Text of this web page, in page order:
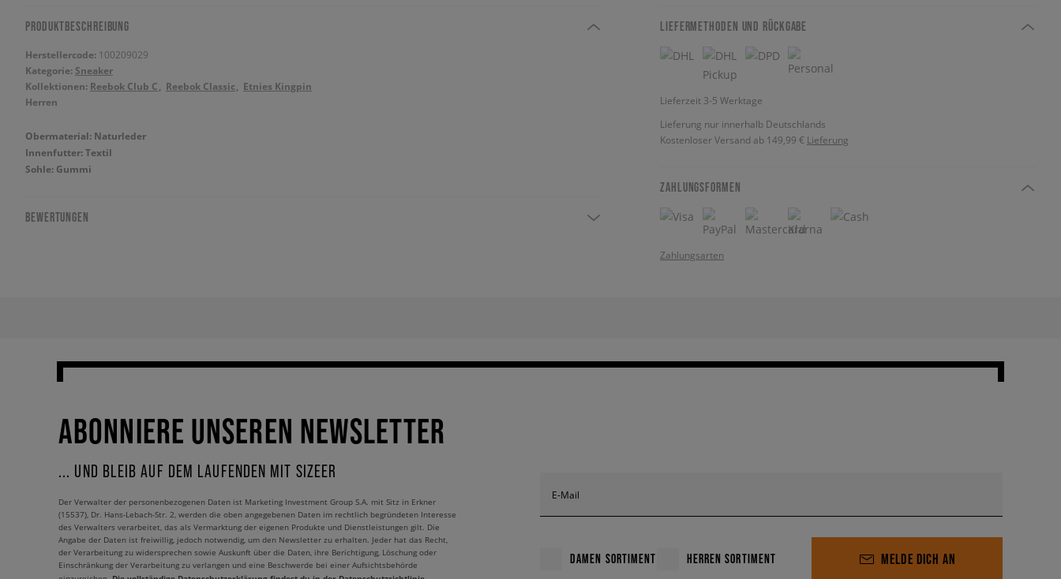
PRODUKTBESCHREIBUNG
Herstellercode: 100209029
Kategorie: Sneaker
Kollektionen: Reebok Club C Reebok Classic
Etnies Kingpin
Herren
Obermaterial: Naturleder
Innenfutter: Textil
Sohle: Gummi
BEWERTUNGEN
LIEFERMETHODEN UND RÜCKGABE
Lieferzeit 3-5 Werktage
Lieferung nur innerhalb Deutschlands
Kostenloser Versand ab 149,99 € Lieferung
ZAHLUNGSFORMEN
Zahlungsarten
ABONNIERE UNSEREN NEWSLETTER
... UND BLEIB AUF DEM LAUFENDEN MIT SIZEER
E-Mail
DAMEN SORTIMENT HERREN SORTIMENT MELDE DICH AN
Der Verwalter der personenbezogenen Daten ist Marketing Investment Group S.A. mit Sitz in Erkner
(15537), Dr. Hans-Lebach-Str. 2, werden die oben angegebenen Daten im rechtlich begründeten Interesse
des Verwalters verarbeitet, das als Vermarktung der eigenen Produkte und Dienstleistungen gilt. Die
Angabe der Daten ist freiwillig, jedoch notwendig, um den Newsletter zu erhalten. Jeder hat das Recht,
der Verarbeitung zu widersprechen sowie Auskunft über die Daten, ihre Berichtigung, Löschung oder
Einschränkung der Verarbeitung zu verlangen und eine Beschwerde bei einer Aufsichtsbehörde